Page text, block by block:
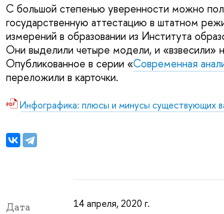
С большой степенью уверенности можно
государственную аттестацию в штатном
измерений в образовании из Института
Они выделили четыре модели, и «взвесили»
Опубликованное в серии «Современная
переложили в карточки.
Инфографика: плюсы и минусы существующих
Дата 14 апреля, 2020 г.